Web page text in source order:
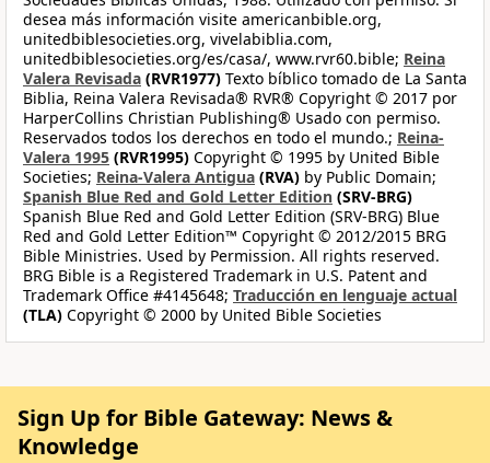
desea más información visite americanbible.org,
unitedbiblesocieties.org, vivelabiblia.com,
unitedbiblesocieties.org/es/casa/, www.rvr60.bible; Reina
Valera Revisada (RVR1977) Texto bíblico tomado de La Santa
Biblia, Reina Valera Revisada® RVR® Copyright © 2017 por
HarperCollins Christian Publishing® Usado con permiso.
Reservados todos los derechos en todo el mundo.; Reina-
Valera 1995 (RVR1995) Copyright © 1995 by United Bible
Societies; Reina-Valera Antigua (RVA) by Public Domain;
Spanish Blue Red and Gold Letter Edition (SRV-BRG)
Spanish Blue Red and Gold Letter Edition (SRV-BRG) Blue
Red and Gold Letter Edition™ Copyright © 2012/2015 BRG
Bible Ministries. Used by Permission. All rights reserved.
BRG Bible is a Registered Trademark in U.S. Patent and
Trademark Office #4145648; Traducción en lenguaje actual
(TLA) Copyright © 2000 by United Bible Societies
Sign Up for Bible Gateway: News &
Knowledge